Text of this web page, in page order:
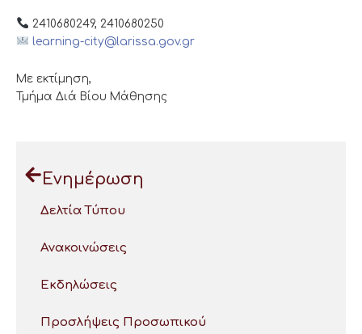
2410680249, 2410680250
learning-city@larissa.gov.gr
Με εκτίμηση,
Τμήμα Διά Βίου Μάθησης
Ενημέρωση
Δελτία Τύπου
Ανακοινώσεις
Εκδηλώσεις
Προσλήψεις Προσωπικού